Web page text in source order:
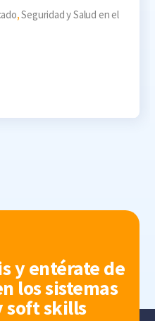
,Seguridad y Salud en el
y entérate de
los sistemas
soft skills